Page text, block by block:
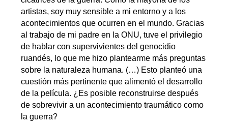
artistas, soy muy sensible a mi entorno y a los
acontecimientos que ocurren en el mundo. Gracias
al trabajo de mi padre en la ONU, tuve el privilegio
de hablar con supervivientes del genocidio
ruandés, lo que me hizo plantearme más preguntas
sobre la naturaleza humana. (…) Esto planteó una
cuestión más pertinente que alimentó el desarrollo
de la película. ¿Es posible reconstruirse después
de sobrevivir a un acontecimiento traumático como
la guerra?